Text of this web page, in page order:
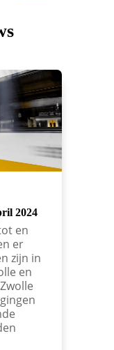
2024
en
er
zijn in
en